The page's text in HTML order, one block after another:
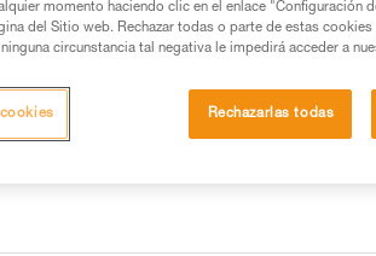
momento haciendo clic en el enlace "Configuración
del Sitio web. Rechazar todas o parte de estas cookies
circunstancia tal negativa le impedirá acceder a
Rechazarlas todas